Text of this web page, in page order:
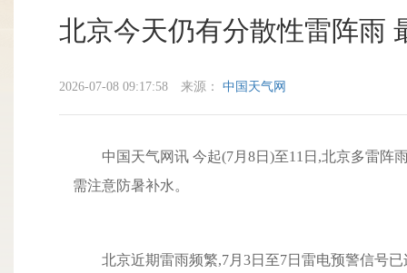
北京今天仍有分散性雷阵雨
2026-07-08 09:17:58 来源： 中国天气网
中国天气网讯 今起(7月8日)至11日,北京多雷
需注意防暑补水。
北京近期雷雨频繁,7月3日至7日雷电预警信号